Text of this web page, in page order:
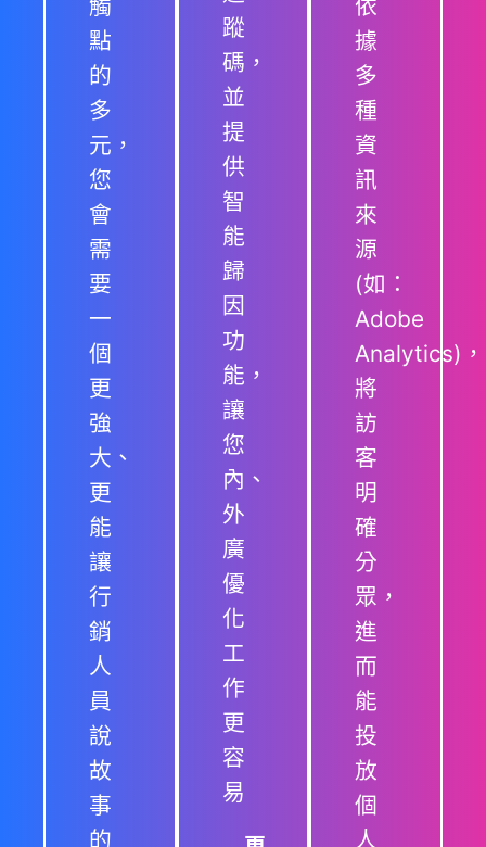
觸
點
的
多
元，
您
會
需
要
一
個
更
強
大、
更
能
讓
行
銷
人
員
說
故
事
的
蹤
碼，
並
提
供
智
能
歸
因
功
能，
讓
您
內、
外
廣
優
化
工
作
更
容
易
依
據
多
種
資
訊
來
源
(如：
Adobe
Analytics)，
將
訪
客
明
確
分
眾，
進
而
能
投
放
個
人